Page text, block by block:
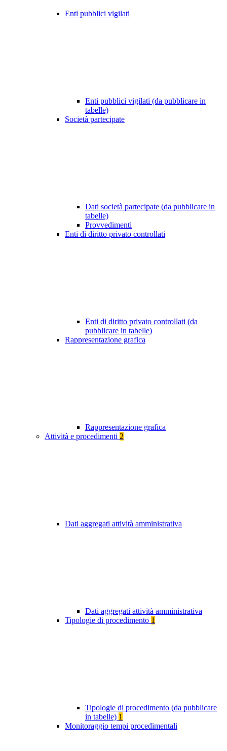
Enti pubblici vigilati
Enti pubblici vigilati (da pubblicare in
tabelle)
Società partecipate
Dati società partecipate (da pubblicare in
tabelle)
Provvedimenti
Enti di diritto privato controllati
Enti di diritto privato controllati (da
pubblicare in tabelle)
Rappresentazione grafica
Rappresentazione grafica
Attività e procedimenti 2
Dati aggregati attività amministrativa
Dati aggregati attività amministrativa
Tipologie di procedimento 1
Tipologie di procedimento (da pubblicare
in tabelle) 1
Monitoraggio tempi procedimentali